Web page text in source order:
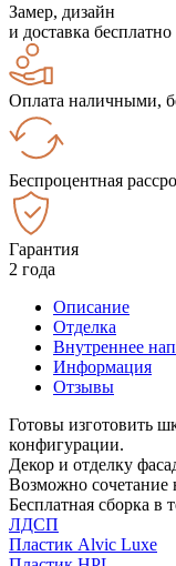
Замер, дизайн
и доставка бесплатно
Оплата наличными,
Беспроцентная
Гарантия
2 года
Описание
Отделка
Внутреннее
Информация
Отзывы
Готовы изготовить
конфигурации.
Декор и отделку
Возможно сочетание
Бесплатная сборка в
ЛДСП
Пластик Alvic Luxe